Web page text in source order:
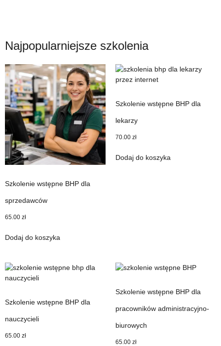
Najpopularniejsze szkolenia
Szkolenie wstępne BHP dla
sprzedawców
65.00 zł
Dodaj do koszyka
Szkolenie wstępne BHP dla
lekarzy
70.00 zł
Dodaj do koszyka
Szkolenie wstępne BHP dla
nauczycieli
65.00 zł
Szkolenie wstępne BHP dla
pracowników administracyjno-
biurowych
65.00 zł